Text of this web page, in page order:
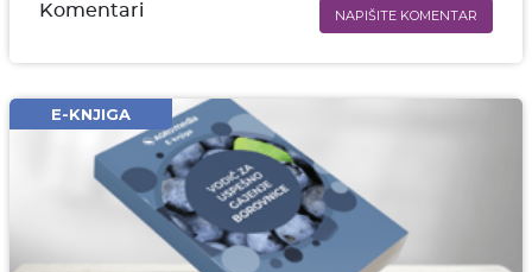
Komentari NAPIŠITE KOMENTAR
Email* obavezno
Komentar* obavezno
E-KNJIGA